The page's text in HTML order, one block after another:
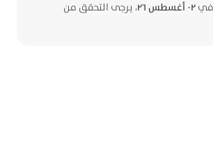
في ٠٢ أغسطس ٢٦
، يرجى التحقق من